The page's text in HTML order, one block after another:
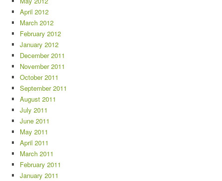
April 2012
March 2012
February 2012
January 2012
December 2011
November 2011
October 2011
September 2011
August 2011
July 2011
June 2011
May 2011
April 2011
March 2011
February 2011
January 2011